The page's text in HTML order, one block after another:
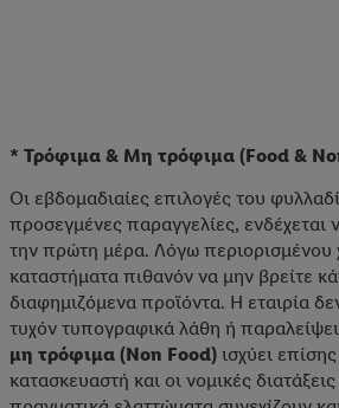
* Τρόφιμα & Μη τρόφιμα (Food &
Οι εβδομαδιαίες επιλογές του
προσεγμένες παραγγελίες, ενδέχεται
την πρώτη μέρα. Λόγω περιορισμένου
καταστήματα πιθανόν να μην βρείτε
διαφημιζόμενα προϊόντα. Η εταιρία
τυχόν τυπογραφικά λάθη ή
μη τρόφιμα (Non Food) ισχύει
κατασκευαστή και οι νομικές